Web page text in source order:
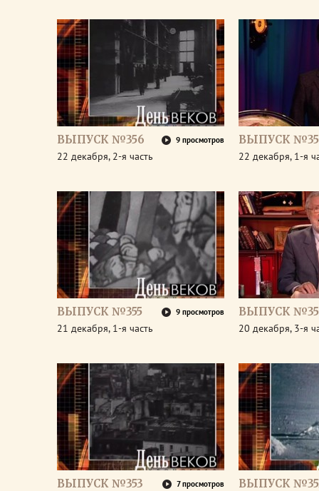
ВЫПУСК №356 9 просмотров
22 декабря, 2-я часть
ВЫПУСК
22 декабря, 1-я
ВЫПУСК №355 9 просмотров
21 декабря, 1-я часть
ВЫПУСК
20 декабря, 3-я
ВЫПУСК №353 7 просмотров ВЫПУСК